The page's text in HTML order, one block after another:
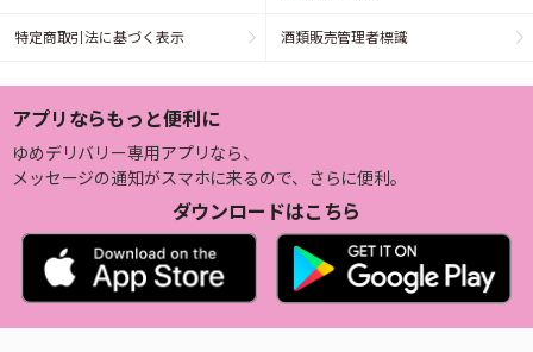
特定商取引法に基づく表示 酒類販売管理者標識
アプリならもっと便利に
ゆめデリバリー専用アプリなら、
メッセージの通知がスマホに来るので、さらに便利。
ダウンロードはこちら